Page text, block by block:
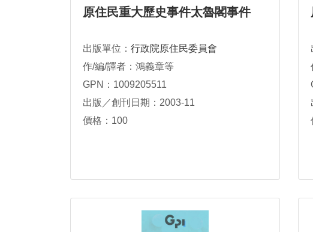
原住民重大歷史事件太魯閣事件
出版單位： 行政院原住民委員會
作/編/譯者：鴻義章等
GPN：1009205511
出版／創刊日期：2003-11
價格：100